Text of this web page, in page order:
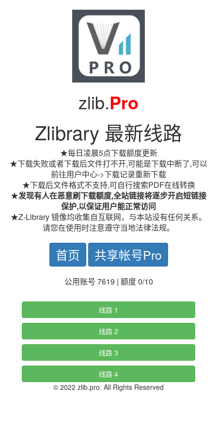
zlib.Pro
Zlibrary 最新线路
★每日凌晨5点下载额度更新
★下载失败或者下载后文件打不开,可能是下载中断了,可以
前往用户中心->下载记录重新下载
★下载后文件格式不支持,可自行搜索PDF在线转换
★发现有人在恶意刷下载额度,全站链接将逐步开启短链接
保护,以保证用户能正常访问
★Z-Library 镜像均收集自互联网，与本站没有任何关系。
请您在使用时注意遵守当地法律法规。
首页 共享帐号Pro
公用账号 7619 | 额度 0/10
线路 1
线路 2
线路 3
线路 4
© 2022 zlib.pro. All Rights Reserved